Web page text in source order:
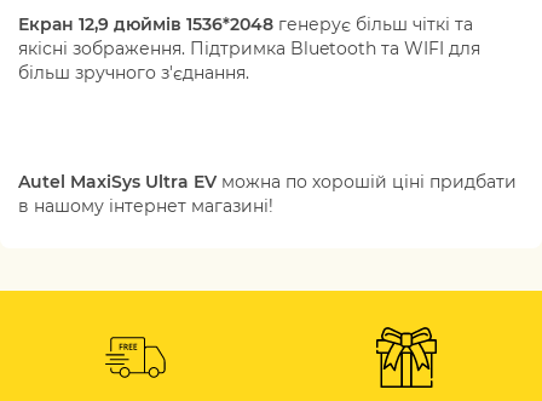
Екран 12,9 дюймів 1536*2048 генерує більш чіткі та
якісні зображення. Підтримка Bluetooth та WIFI для
більш зручного з'єднання.
Autel MaxiSys Ultra EV можна по хорошій ціні придбати
в нашому інтернет магазині!